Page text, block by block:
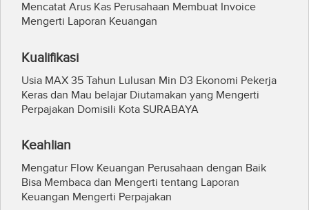
Mencatat Arus Kas Perusahaan Membuat Invoice
Mengerti Laporan Keuangan
Kualifikasi
Usia MAX 35 Tahun Lulusan Min D3 Ekonomi Pekerja
Keras dan Mau belajar Diutamakan yang Mengerti
Perpajakan Domisili Kota SURABAYA
Keahlian
Mengatur Flow Keuangan Perusahaan dengan Baik
Bisa Membaca dan Mengerti tentang Laporan
Keuangan Mengerti Perpajakan